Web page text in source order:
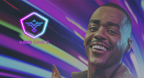
Saltar
al
contenido